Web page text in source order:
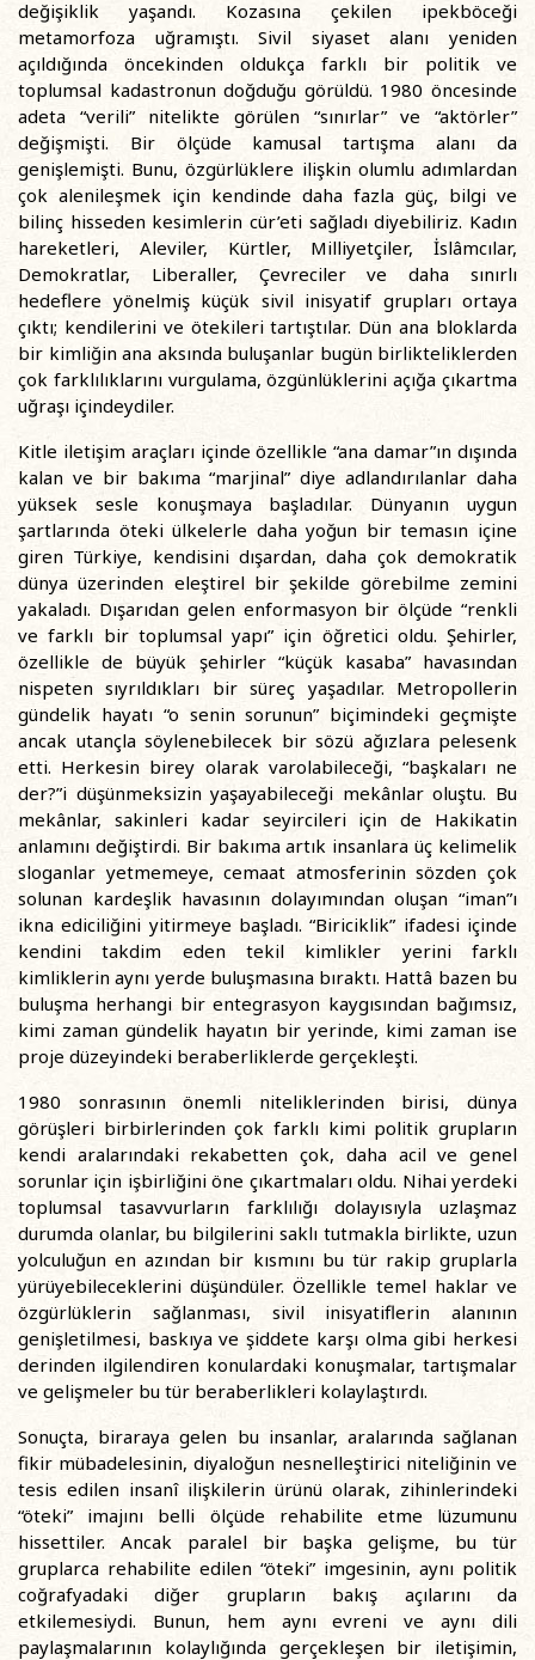
değişiklik yaşandı. Kozasına çekilen ipekböceği
metamorfoza uğramıştı. Sivil siyaset alanı yeniden
açıldığında öncekinden oldukça farklı bir politik ve
toplumsal kadastronun doğduğu görüldü. 1980 öncesinde
adeta “verili” nitelikte görülen “sınırlar” ve “aktörler”
değişmişti. Bir ölçüde kamusal tartışma alanı da
genişlemişti. Bunu, özgürlüklere ilişkin olumlu adımlardan
çok alenileşmek için kendinde daha fazla güç, bilgi ve
bilinç hisseden kesimlerin cür’eti sağladı diyebiliriz. Kadın
hareketleri, Aleviler, Kürtler, Milliyetçiler, İslâmcılar,
Demokratlar, Liberaller, Çevreciler ve daha sınırlı
hedeflere yönelmiş küçük sivil inisyatif grupları ortaya
çıktı; kendilerini ve ötekileri tartıştılar. Dün ana bloklarda
bir kimliğin ana aksında buluşanlar bugün birlikteliklerden
çok farklılıklarını vurgulama, özgünlüklerini açığa çıkartma
uğraşı içindeydiler.
Kitle iletişim araçları içinde özellikle “ana damar”ın dışında
kalan ve bir bakıma “marjinal” diye adlandırılanlar daha
yüksek sesle konuşmaya başladılar. Dünyanın uygun
şartlarında öteki ülkelerle daha yoğun bir temasın içine
giren Türkiye, kendisini dışardan, daha çok demokratik
dünya üzerinden eleştirel bir şekilde görebilme zemini
yakaladı. Dışarıdan gelen enformasyon bir ölçüde “renkli
ve farklı bir toplumsal yapı” için öğretici oldu. Şehirler,
özellikle de büyük şehirler “küçük kasaba” havasından
nispeten sıyrıldıkları bir süreç yaşadılar. Metropollerin
gündelik hayatı “o senin sorunun” biçimindeki geçmişte
ancak utançla söylenebilecek bir sözü ağızlara pelesenk
etti. Herkesin birey olarak varolabileceği, “başkaları ne
der?”i düşünmeksizin yaşayabileceği mekânlar oluştu. Bu
mekânlar, sakinleri kadar seyircileri için de Hakikatin
anlamını değiştirdi. Bir bakıma artık insanlara üç kelimelik
sloganlar yetmemeye, cemaat atmosferinin sözden çok
solunan kardeşlik havasının dolayımından oluşan “iman”ı
ikna ediciliğini yitirmeye başladı. “Biriciklik” ifadesi içinde
kendini takdim eden tekil kimlikler yerini farklı
kimliklerin aynı yerde buluşmasına bıraktı. Hattâ bazen bu
buluşma herhangi bir entegrasyon kaygısından bağımsız,
kimi zaman gündelik hayatın bir yerinde, kimi zaman ise
proje düzeyindeki beraberliklerde gerçekleşti.
1980 sonrasının önemli niteliklerinden birisi, dünya
görüşleri birbirlerinden çok farklı kimi politik grupların
kendi aralarındaki rekabetten çok, daha acil ve genel
sorunlar için işbirliğini öne çıkartmaları oldu. Nihai yerdeki
toplumsal tasavvurların farklılığı dolayısıyla uzlaşmaz
durumda olanlar, bu bilgilerini saklı tutmakla birlikte, uzun
yolculuğun en azından bir kısmını bu tür rakip gruplarla
yürüyebileceklerini düşündüler. Özellikle temel haklar ve
özgürlüklerin sağlanması, sivil inisyatiflerin alanının
genişletilmesi, baskıya ve şiddete karşı olma gibi herkesi
derinden ilgilendiren konulardaki konuşmalar, tartışmalar
ve gelişmeler bu tür beraberlikleri kolaylaştırdı.
Sonuçta, biraraya gelen bu insanlar, aralarında sağlanan
fikir mübadelesinin, diyaloğun nesnelleştirici niteliğinin ve
tesis edilen insanî ilişkilerin ürünü olarak, zihinlerindeki
“öteki” imajını belli ölçüde rehabilite etme lüzumunu
hissettiler. Ancak paralel bir başka gelişme, bu tür
gruplarca rehabilite edilen “öteki” imgesinin, aynı politik
coğrafyadaki diğer grupların bakış açılarını da
etkilemesiydi. Bunun, hem aynı evreni ve aynı dili
paylaşmalarının kolaylığında gerçekleşen bir iletişimin,